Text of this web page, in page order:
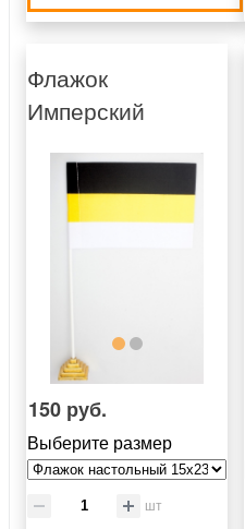
Флажок
Имперский
150 руб.
Выберите размер
шт